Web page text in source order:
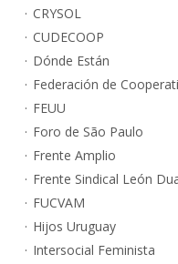
CRYSOL
CUDECOOP
Dónde Están
Federación de
FEUU
Foro de São Paulo
Frente Amplio
Frente Sindical León
FUCVAM
Hijos Uruguay
Intersocial Feminista